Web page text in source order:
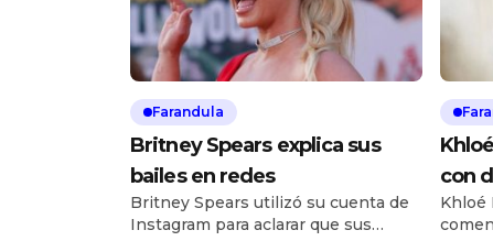
Farandula
Britney Spears explica sus
bailes en redes
Britney Spears utilizó su cuenta de
Instagram para aclarar que sus
con
Khloé